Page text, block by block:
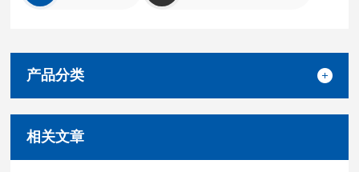
产品分类
相关文章